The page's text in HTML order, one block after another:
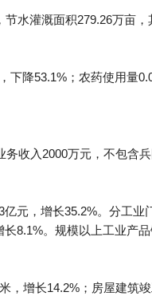
水灌溉面积279.26万亩
降53.1%；农药使用量
收入2000万元，不包含
元，增长35.2%。分工业
8.1%。规模以上工业产
，增长14.2%；房屋建筑